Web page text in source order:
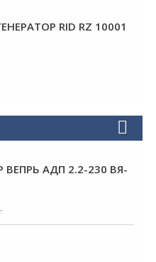
RID RZ 10001
АДП 2.2-230 ВЯ-